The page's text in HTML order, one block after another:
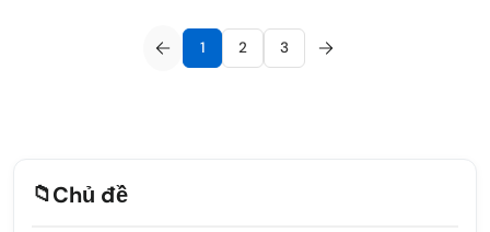
1 2 3
📁Chủ đề